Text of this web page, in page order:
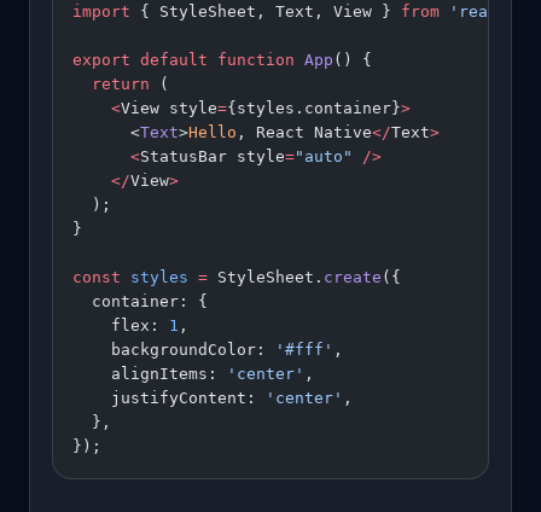
import { StyleSheet, Text, View } from 'react-
export default function App () {
  return
(
    <
View style={styles.container}>
      <
Text>Hello , React Native</Text>
      <
StatusBar style="auto"
/>
    </
View>
  );
}
const styles = StyleSheet. create ({
  container: {
    flex:
1 ,
    backgroundColor:
'#fff' ,
    alignItems:
'center' ,
    justifyContent:
'center' ,
  },
});